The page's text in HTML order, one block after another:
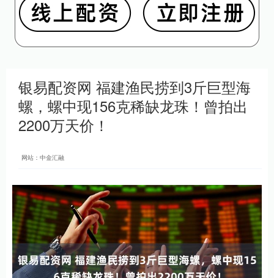
银易配资网 福建渔民捞到3斤巨型海
螺，螺中现156克稀缺龙珠！曾拍出
2200万天价！
网站：中金汇融